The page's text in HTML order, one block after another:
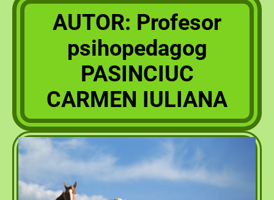
AUTOR: Profesor
psihopedagog
PASINCIUC
CARMEN IULIANA